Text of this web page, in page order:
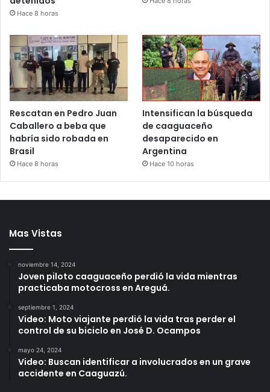
Hace 8 horas
Rescatan en Pedro Juan
Caballero a beba que
habría sido robada en
Brasil
Hace 8 horas
Intensifican la búsqueda
de caaguaceño
desaparecido en
Argentina
Hace 10 horas
Mas Vistas
noviembre 14, 2024
Joven piloto caaguaceño perdió la vida mientras
practicaba motocross en Areguá.
septiembre 1, 2024
Video: Moto viajante perdió la vida tras perder el
control de su biciclo en José D. Ocampos
mayo 24, 2024
Video: Buscan identificar a involucrados en un grave
accidente en Caaguazú.